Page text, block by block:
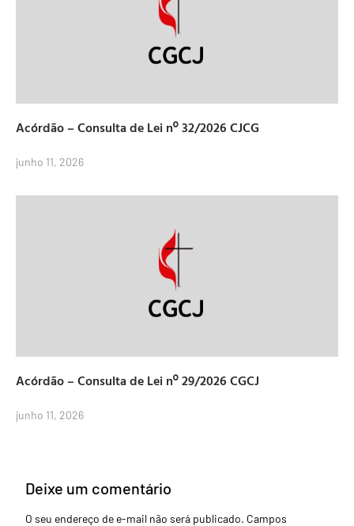
Acórdão – Consulta de Lei nº 32/2026 CJCG
junho 11, 2026
Acórdão – Consulta de Lei nº 29/2026 CGCJ
junho 11, 2026
Deixe um comentário
O seu endereço de e-mail não será publicado. Campos